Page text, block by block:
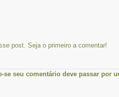
post. Seja o primeiro a comentar!
se seu comentário deve passar por